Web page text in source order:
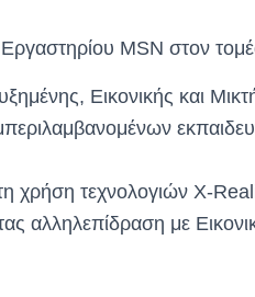
Εργαστηρίου MSN στον
Εικονικής και
χρήση τεχνολογιών X-
αλληλεπίδραση με